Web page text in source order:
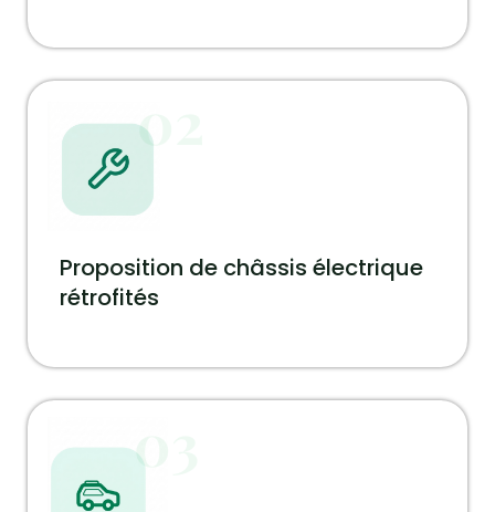
Proposition de châssis électrique
rétrofités
02
03